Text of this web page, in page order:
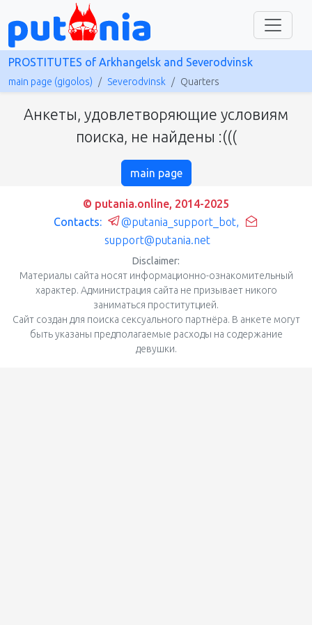
PROSTITUTES of Arkhangelsk and Severodvinsk
main page (gigolos) Severodvinsk Quarters
Анкеты, удовлетворяющие условиям
поиска, не найдены :(((
main page
© putania.online, 2014-2025
Contacts:
@putania_support_bot,
support@putania.net
Disclaimer:
Материалы сайта носят информационно-ознакомительный
характер. Администрация сайта не призывает никого
заниматься проститутцией.
Сайт создан для поиска сексуального партнёра. В анкете могут
быть указаны предполагаемые расходы на содержание
девушки.